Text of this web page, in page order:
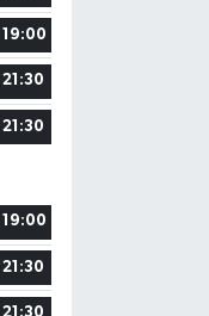
19:00
21:30
21:30
19:00
21:30